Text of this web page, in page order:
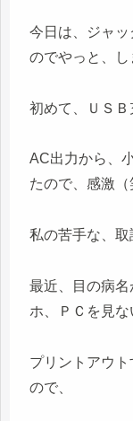
今日は、ジャ
のでやっと、し
初めて、ＵＳＢ
AC出力から、
たので、感激（
私の苦手な、取
最近、目の病
ホ、ＰＣを見な
プリントアウ
ので、